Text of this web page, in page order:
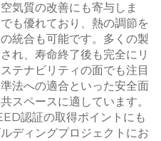
気質の改善にも寄与しま
も優れており、熱の調節を
統合も可能です。多くの製
れ、寿命終了後も完全にリ
テナビリティの面でも注目
法への適合といった安全面
スペースに適しています。
認証の取得ポイントにも
ディングプロジェクトにお